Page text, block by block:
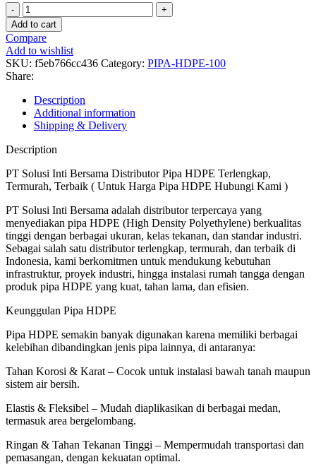
Pipa
PE
100
/
HDPE
SNI
SDR
17
PN
10
Swallow
9"
|
225
quantity
Add to cart
Compare
Add to wishlist
SKU: f5eb766cc436 Category: PIPA-HDPE-100
Share:
Description
Additional information
Shipping & Delivery
Description
PT Solusi Inti Bersama Distributor Pipa HDPE Terlengkap,
Termurah, Terbaik ( Untuk Harga Pipa HDPE Hubungi Kami )
PT Solusi Inti Bersama adalah distributor terpercaya yang
menyediakan pipa HDPE (High Density Polyethylene) berkualitas
tinggi dengan berbagai ukuran, kelas tekanan, dan standar industri.
Sebagai salah satu distributor terlengkap, termurah, dan terbaik di
Indonesia, kami berkomitmen untuk mendukung kebutuhan
infrastruktur, proyek industri, hingga instalasi rumah tangga dengan
produk pipa HDPE yang kuat, tahan lama, dan efisien.
Keunggulan Pipa HDPE
Pipa HDPE semakin banyak digunakan karena memiliki berbagai
kelebihan dibandingkan jenis pipa lainnya, di antaranya:
Tahan Korosi & Karat – Cocok untuk instalasi bawah tanah maupun
sistem air bersih.
Elastis & Fleksibel – Mudah diaplikasikan di berbagai medan,
termasuk area bergelombang.
Ringan & Tahan Tekanan Tinggi – Mempermudah transportasi dan
pemasangan, dengan kekuatan optimal.